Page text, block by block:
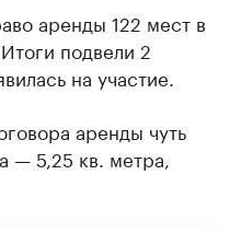
аренды 122 мест в
подвели 2
на участие.
аренды чуть
— 5,25 кв. метра,